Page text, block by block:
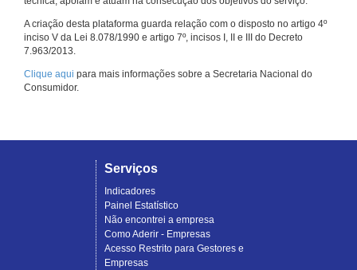
A criação desta plataforma guarda relação com o disposto no artigo 4º
inciso V da Lei 8.078/1990 e artigo 7º, incisos I, II e III do Decreto
7.963/2013.
Clique aqui para mais informações sobre a Secretaria Nacional do
Consumidor.
Serviços
Indicadores
Painel Estatístico
Não encontrei a empresa
Como Aderir - Empresas
Acesso Restrito para Gestores e
Empresas